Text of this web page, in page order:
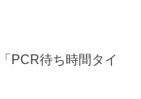
PCR待ち時間タイ